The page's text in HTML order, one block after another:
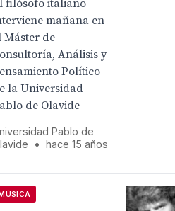
filósofo italiano
mañana en
Máster de
Análisis y
Político
la Universidad
de Olavide
Pablo de
• hace 15 años